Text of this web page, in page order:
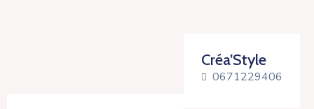
Créa’Style
0671229406